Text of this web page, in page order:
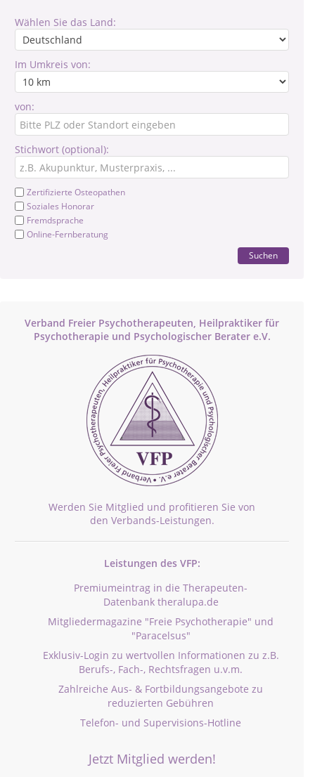
Wählen Sie das Land:
Im Umkreis von:
von:
Stichwort (optional):
Zertifizierte Osteopathen
Soziales Honorar
Fremdsprache
Online-Fernberatung
Suchen
Verband Freier Psychotherapeuten, Heilpraktiker für
Psychotherapie und Psychologischer Berater e.V.
Werden Sie Mitglied und profitieren Sie von
den Verbands-Leistungen.
Leistungen des VFP:
Premiumeintrag in die Therapeuten-
Datenbank theralupa.de
Mitgliedermagazine "Freie Psychotherapie" und
"Paracelsus"
Exklusiv-Login zu wertvollen Informationen zu z.B.
Berufs-, Fach-, Rechtsfragen u.v.m.
Zahlreiche Aus- & Fortbildungsangebote zu
reduzierten Gebühren
Telefon- und Supervisions-Hotline
Jetzt Mitglied werden!